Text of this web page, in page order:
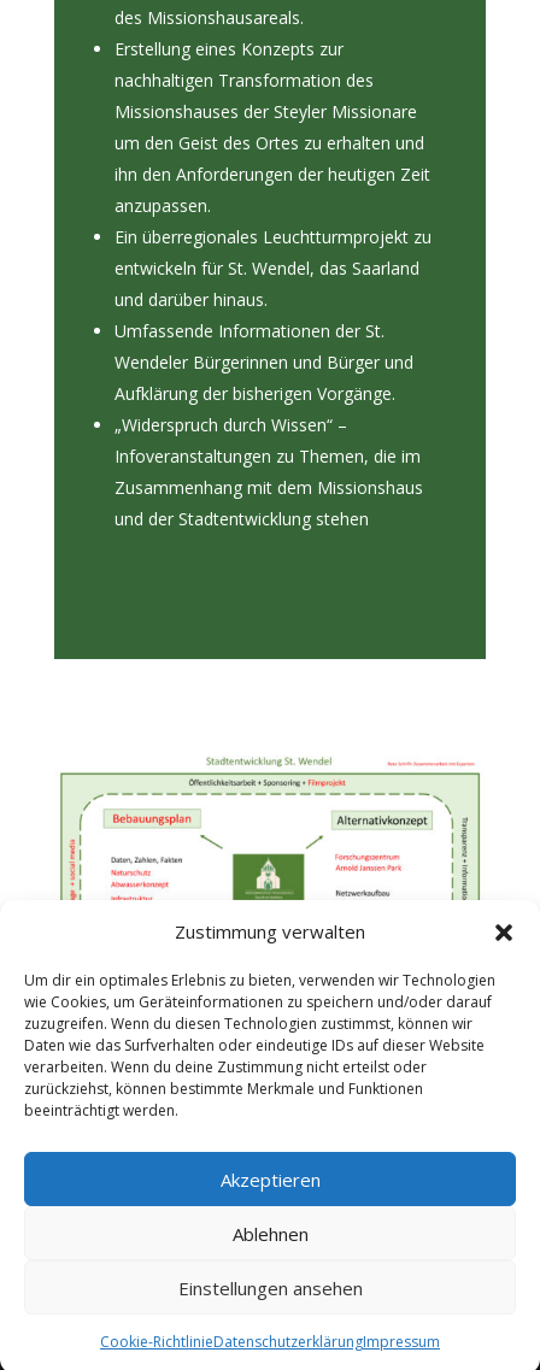
Zustimmung verwalten
Um dir ein optimales Erlebnis zu bieten, verwenden wir Technologien
wie Cookies, um Geräteinformationen zu speichern und/oder darauf
zuzugreifen. Wenn du diesen Technologien zustimmst, können wir
Daten wie das Surfverhalten oder eindeutige IDs auf dieser Website
verarbeiten. Wenn du deine Zustimmung nicht erteilst oder
zurückziehst, können bestimmte Merkmale und Funktionen
beeinträchtigt werden.
Akzeptieren
Ablehnen
Einstellungen ansehen
Cookie-RichtlinieDatenschutzerklärungImpressum
des Missionshausareals.
Erstellung eines Konzepts zur
nachhaltigen Transformation des
Missionshauses der Steyler Missionare
um den Geist des Ortes zu erhalten und
ihn den Anforderungen der heutigen Zeit
anzupassen.
Ein überregionales Leuchtturmprojekt zu
entwickeln für St. Wendel, das Saarland
und darüber hinaus.
Umfassende Informationen der St.
Wendeler Bürgerinnen und Bürger und
Aufklärung der bisherigen Vorgänge.
„Widerspruch durch Wissen“ –
Infoveranstaltungen zu Themen, die im
Zusammenhang mit dem Missionshaus
und der Stadtentwicklung stehen
Impressum
Datenschutzerklärung (EU)
Cookie-Richtlinie (EU)
© BI Missionshaus St. Wendel